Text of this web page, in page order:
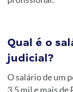
Qual é o
judicial?
O salário de um
3,5 mil e mais de